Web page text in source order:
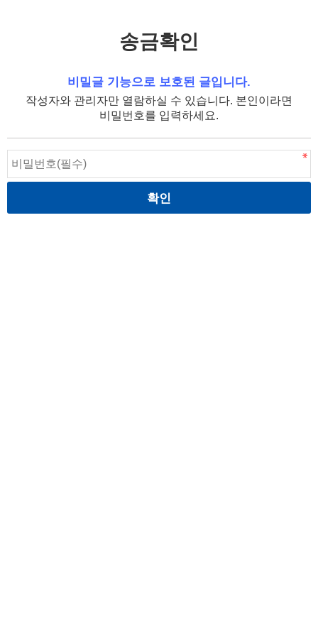
송금확인
비밀글 기능으로 보호된 글입니다.
작성자와 관리자만 열람하실 수 있습니다. 본인이라면
비밀번호를 입력하세요.